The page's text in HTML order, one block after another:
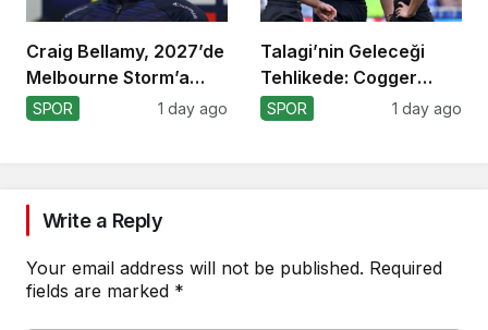
Craig Bellamy, 2027’de
Melbourne Storm’a
Dönüyor!
SPOR 1 day ago
Talagi’nin Geleceği
Tehlikede: Cogger
Tercihi!
SPOR 1 day ago
Write a Reply
Your email address will not be published. Required
fields are marked *